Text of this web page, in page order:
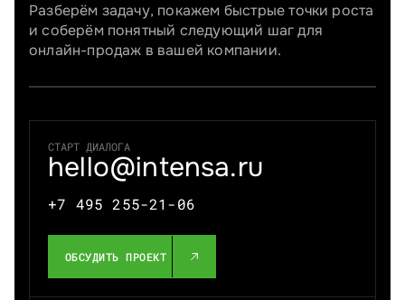
Разберём задачу, покажем быстрые точки роста
и соберём понятный следующий шаг для
онлайн-продаж в вашей компании.
СТАРТ ДИАЛОГА
hello@intensa.ru
+7 495 255-21-06
ОБСУДИТЬ ПРОЕКТ